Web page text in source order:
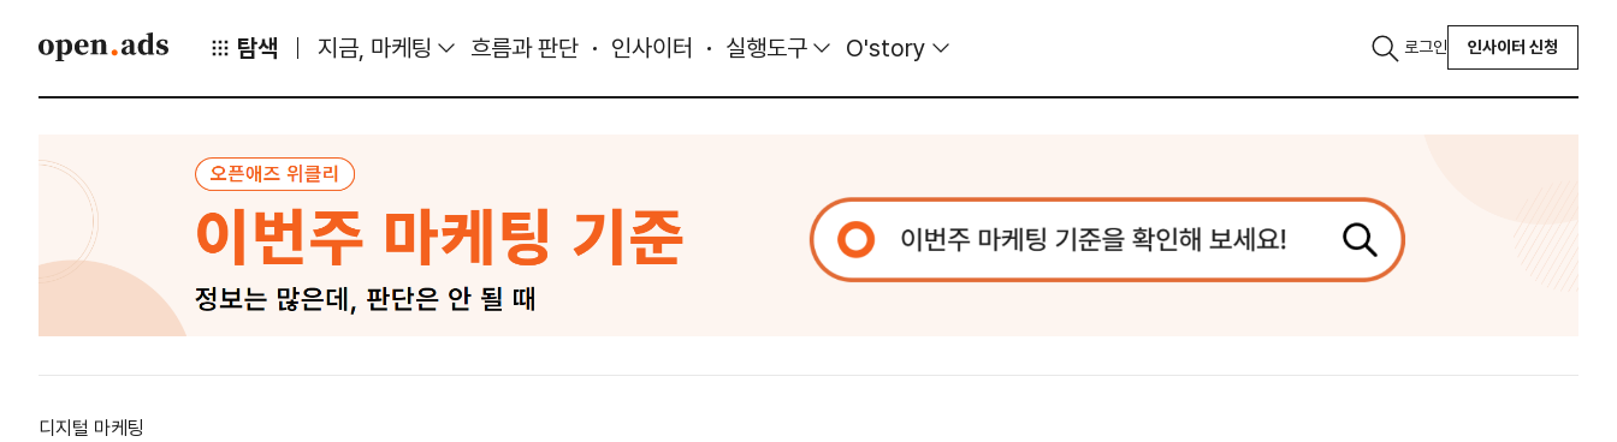
탐색 지금, 마케팅 흐름과 판단 인사이터 실행도구 O'story 로그인 인사이터 신청
디지털 마케팅